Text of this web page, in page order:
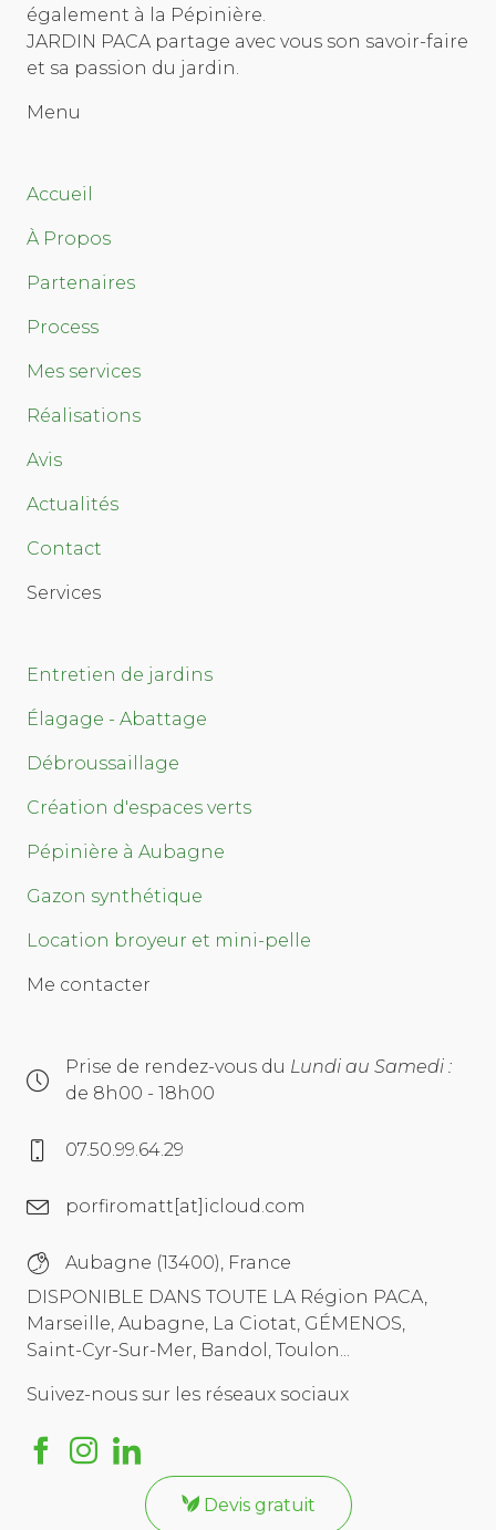
également à la Pépinière.
JARDIN PACA partage avec vous son savoir-faire
et sa passion du jardin.
Menu
Accueil
À Propos
Partenaires
Process
Mes services
Réalisations
Avis
Actualités
Contact
Services
Entretien de jardins
Élagage - Abattage
Débroussaillage
Création d'espaces verts
Pépinière à Aubagne
Gazon synthétique
Location broyeur et mini-pelle
Me contacter
Prise de rendez-vous du Lundi au Samedi :
de 8h00 - 18h00
07.50.99.64.29
porfiromatt[at]icloud.com
Aubagne (13400), France
DISPONIBLE DANS TOUTE LA Région PACA,
Marseille, Aubagne, La Ciotat, GÉMENOS,
Saint-Cyr-Sur-Mer, Bandol, Toulon...
Suivez-nous sur les réseaux sociaux
Devis gratuit